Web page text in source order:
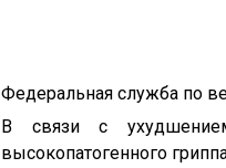
Федеральная служба по
В связи с
высокопатогенного